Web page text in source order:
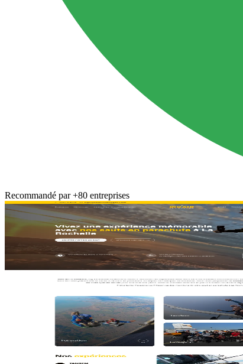
Recommandé par +80 entreprises